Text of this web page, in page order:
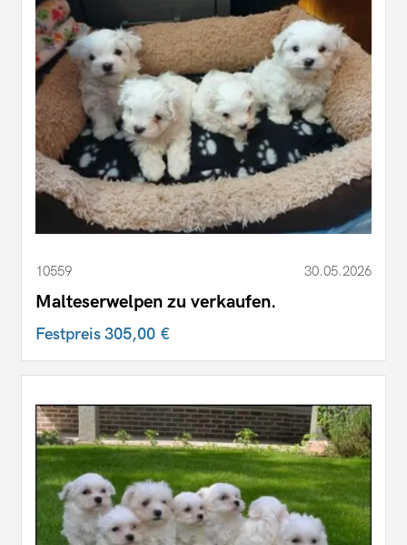
10559 30.05.2026
Malteserwelpen zu verkaufen.
Festpreis305,00 €